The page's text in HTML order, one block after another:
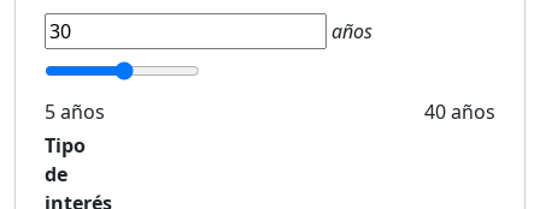
años
5 años
40 años
Tipo
de
interés